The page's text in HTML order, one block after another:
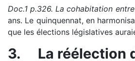
Doc.1 p.326. La cohabitation
ans. Le quinquennat, en
que les élections législatives
3. La réélection